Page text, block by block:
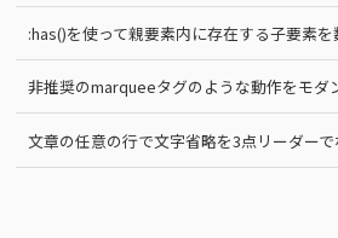
:has()を使って親要素内に存在する子要素
非推奨のmarqueeタグのような動作をモダ
文章の任意の行で文字省略を3点リーダー